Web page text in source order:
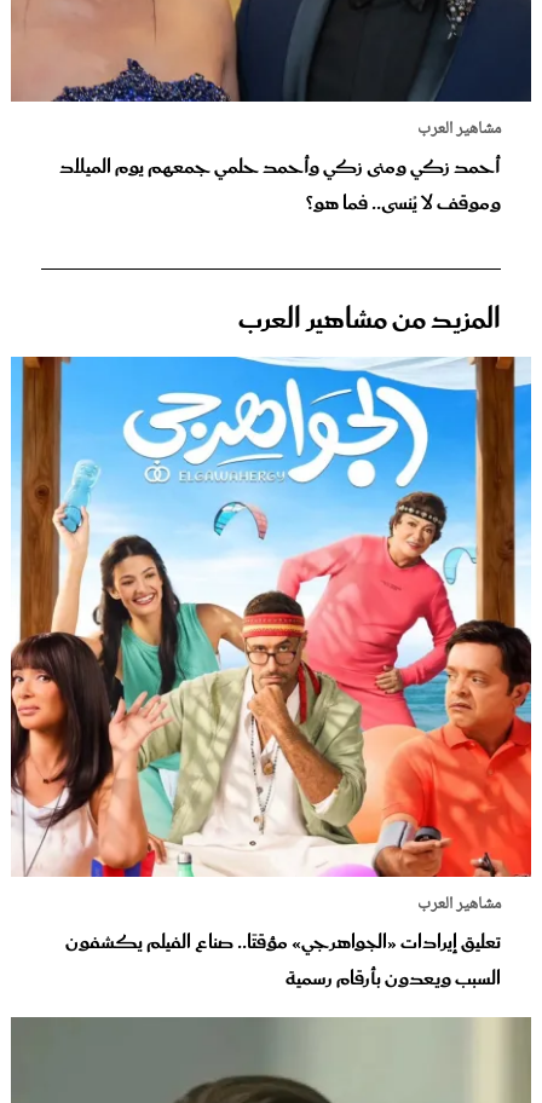
مشاهير العرب
أحمد زكي ومنى زكي وأحمد حلمي جمعهم يوم الميلاد
وموقف لا يُنسى.. فما هو؟
المزيد من مشاهير العرب
مشاهير العرب
تعليق إيرادات «الجواهرجي» مؤقتًا.. صناع الفيلم يكشفون
السبب ويعدون بأرقام رسمية